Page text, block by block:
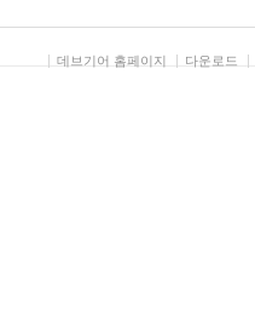
데브기어 홈페이지 다운로드